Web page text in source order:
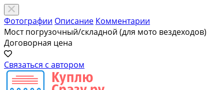
Фотографии Описание Комментарии
Мост погрузочный/складной (для мото вездеходов)
Договорная цена
Связаться с автором